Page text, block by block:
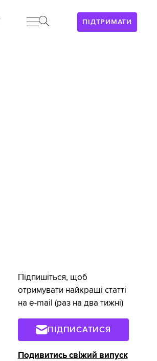
ПІДТРИМАТИ
Підпишіться, щоб
отримувати найкращі статті
на e-mail (раз на два тижні)
ПІДПИСАТИСЯ
Подивитись свіжий випуск